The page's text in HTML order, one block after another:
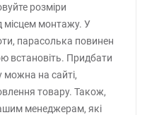
розміри
місцем монтажу. У
парасолька повинен
встановіть. Придбати
можна на сайті,
товару. Також,
менеджерам, які